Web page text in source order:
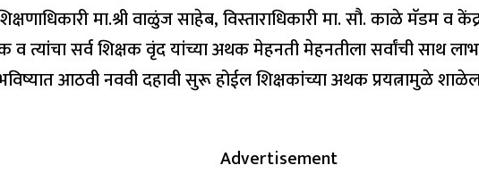
मा.श्री वाळुंज साहेब, विस्ताराधिकारी मा. सौ. काळे मॅडम व
व त्यांचा सर्व शिक्षक वृंद यांच्या अथक मेहनती मेहनतीला सर्वांची साथ
आठवी नववी दहावी सुरू होईल शिक्षकांच्या अथक प्रयत्नामुळे
Advertisement